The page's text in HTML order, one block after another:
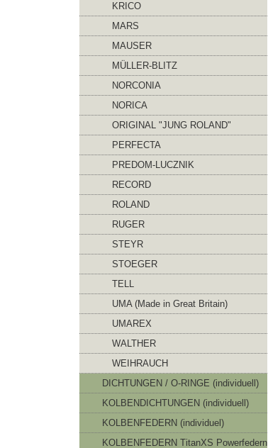
KRICO
MARS
MAUSER
MÜLLER-BLITZ
NORCONIA
NORICA
ORIGINAL "JUNG ROLAND"
PERFECTA
PREDOM-LUCZNIK
RECORD
ROLAND
RUGER
STEYR
STOEGER
TELL
UMA (Made in Great Britain)
UMAREX
WALTHER
WEIHRAUCH
DICHTUNGEN / O-RINGE (individuell)
KOLBENDICHTUNGEN (individuell)
KOLBENFEDERN (individuel)
KOLBENFEDERN TitanXS Powerfedern